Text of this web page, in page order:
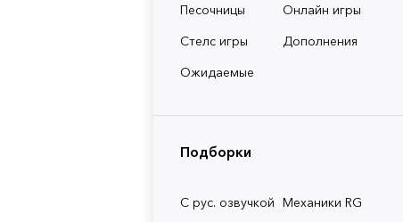
Песочницы
Онлайн игры
Стелс игры
Дополнения
Ожидаемые
Подборки
С рус. озвучкой Механики RG